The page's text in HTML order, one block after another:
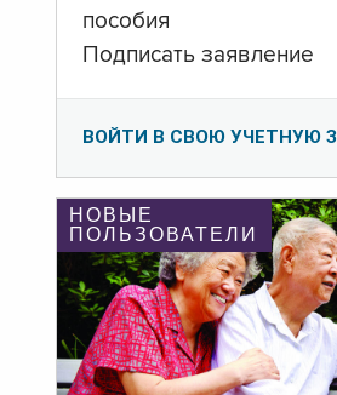
пособия
Подписать заявление
ВОЙТИ В СВОЮ УЧЕТНУЮ
НОВЫЕ
ПОЛЬЗОВАТЕЛИ